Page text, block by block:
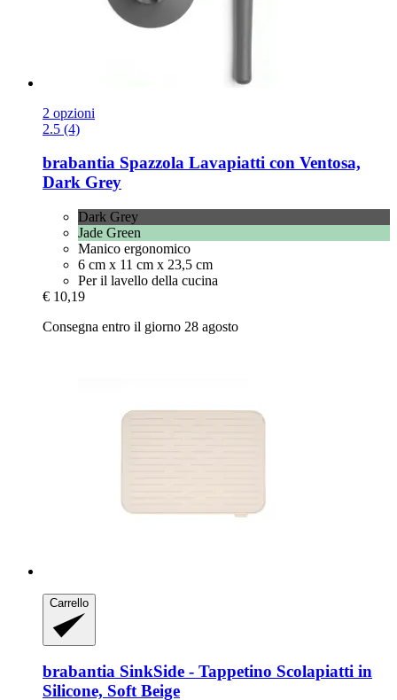
2 opzioni
2.5 (4)
brabantia Spazzola Lavapiatti con Ventosa,
Dark Grey
Dark Grey
Jade Green
Manico ergonomico
6 cm x 11 cm x 23,5 cm
Per il lavello della cucina
€ 10,19
Consegna entro il giorno 28 agosto
Carrello
brabantia SinkSide -​ Tappetino Scolapiatti in
Silicone, Soft Beige